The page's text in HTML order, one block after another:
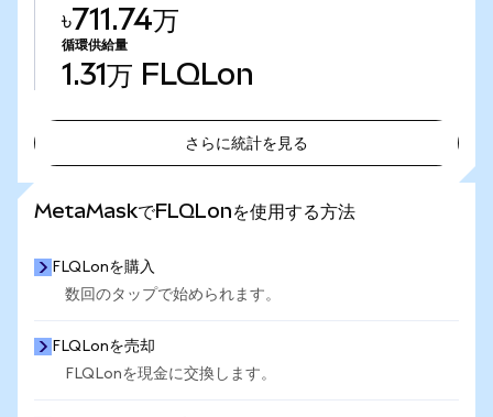
৳711.74万
循環供給量
1.31万 FLQLon
さらに統計を見る
MetaMaskでFLQLonを使用する方法
FLQLonを購入
数回のタップで始められます。
FLQLonを売却
FLQLonを現金に交換します。